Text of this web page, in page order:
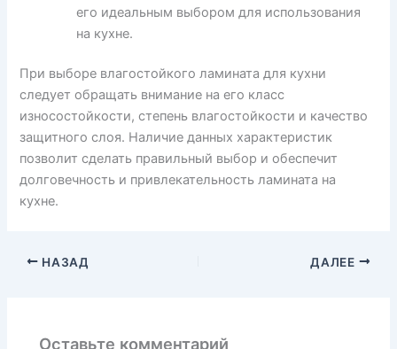
его идеальным выбором для использования
на кухне.
При выборе влагостойкого ламината для кухни
следует обращать внимание на его класс
износостойкости, степень влагостойкости и качество
защитного слоя. Наличие данных характеристик
позволит сделать правильный выбор и обеспечит
долговечность и привлекательность ламината на
кухне.
НАЗАД ДАЛЕЕ
Оставьте комментарий